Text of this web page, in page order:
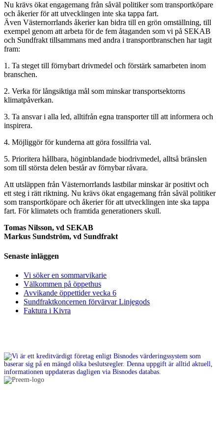
Nu krävs ökat engagemang från såväl politiker som transportköpare
och åkerier för att utvecklingen inte ska tappa fart.
Även Västernorrlands åkerier kan bidra till en grön omställning, till
exempel genom att arbeta för de fem åtaganden som vi på SEKAB
och Sundfrakt tillsammans med andra i transportbranschen har tagit
fram:
1. Ta steget till förnybart drivmedel och förstärk samarbeten inom
branschen.
2. Verka för långsiktiga mål som minskar transportsektorns
klimatpåverkan.
3. Ta ansvar i alla led, alltifrån egna transporter till att informera och
inspirera.
4. Möjliggör för kunderna att göra fossilfria val.
5. Prioritera hållbara, höginblandade biodrivmedel, alltså bränslen
som till största delen består av förnybar råvara.
Att utsläppen från Västernorrlands lastbilar minskar är positivt och
ett steg i rätt riktning. Nu krävs ökat engagemang från såväl politiker
som transportköpare och åkerier för att utvecklingen inte ska tappa
fart. För klimatets och framtida generationers skull.
Tomas Nilsson, vd SEKAB
Markus Sundström, vd Sundfrakt
Senaste inläggen
Vi söker en sommarvikarie
Välkommen på öppethus
Avvikande öppettider vecka 6
Sundfraktkoncernen förvärvar Linjegods
Faktura i Kivra